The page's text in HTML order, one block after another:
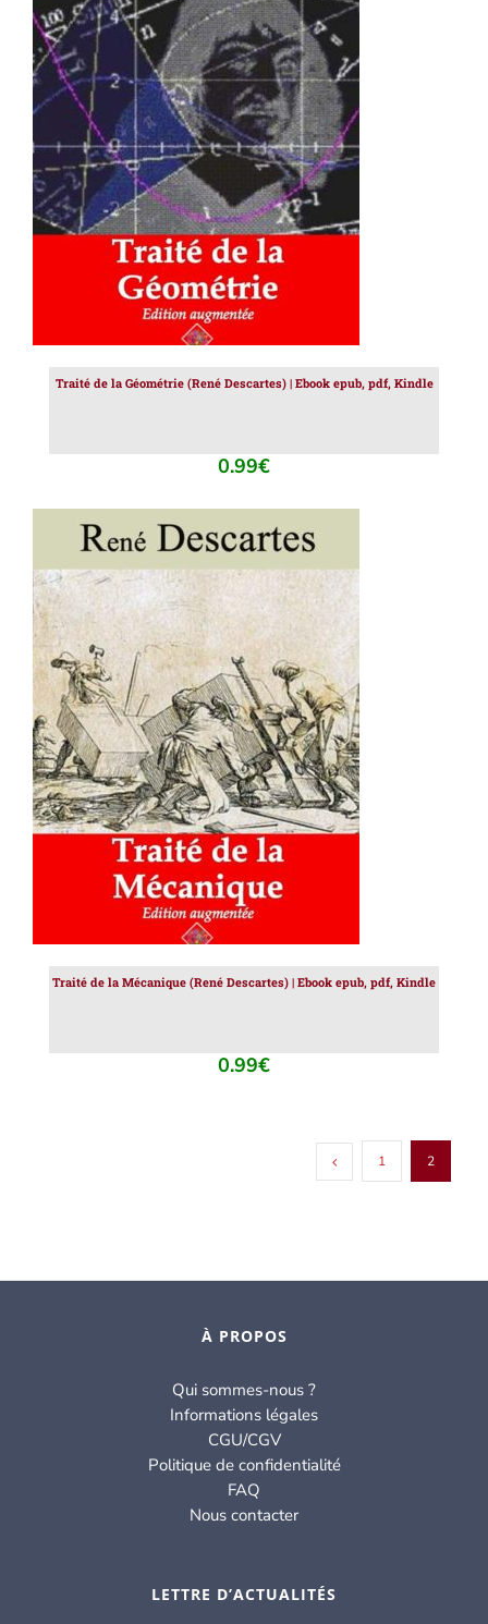
AJOUTER AU PANIER / DÉTAILS
Traité de la Géométrie (René Descartes) | Ebook epub, pdf, Kindle
0.99€
AJOUTER AU PANIER / DÉTAILS
Traité de la Mécanique (René Descartes) | Ebook epub, pdf, Kindle
0.99€
1 2
À PROPOS
Qui sommes-nous ?
Informations légales
CGU/CGV
Politique de confidentialité
FAQ
Nous contacter
LETTRE D’ACTUALITÉS